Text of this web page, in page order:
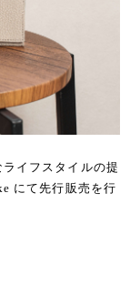
ライフスタイルの提
にて先行販売を行